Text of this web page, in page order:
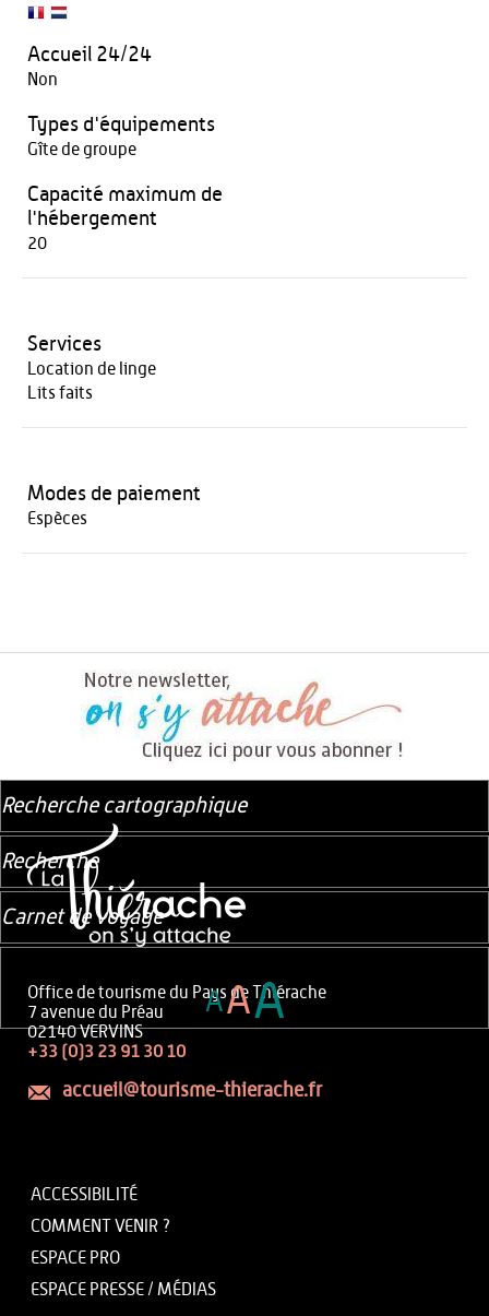
Accueil 24/24
Non
Types d'équipements
Gîte de groupe
Capacité maximum de
l'hébergement
20
Services
Location de linge
Lits faits
Modes de paiement
Espèces
Office de tourisme du Pays de Thiérache
7 avenue du Préau
02140 VERVINS
+33 (0)3 23 91 30 10
accueil@tourisme-thierache.fr
ACCESSIBILITÉ
COMMENT VENIR ?
ESPACE PRO
ESPACE PRESSE / MÉDIAS
Recherche cartographique
Recherche
Carnet de voyage
AAA